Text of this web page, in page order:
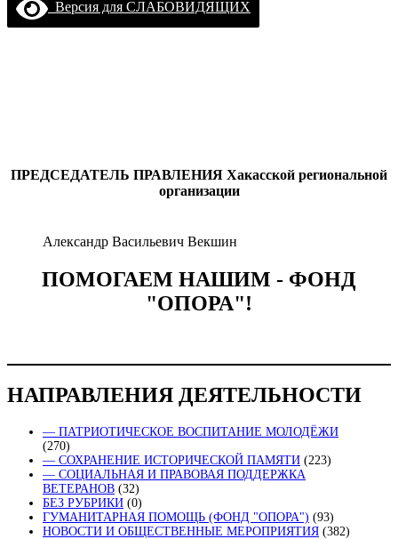
Версия для СЛАБОВИДЯЩИХ
ПРЕДСЕДАТЕЛЬ ПРАВЛЕНИЯ Хакасской региональной
организации
Александр Васильевич Векшин
ПОМОГАЕМ НАШИМ - ФОНД
"ОПОРА"!
НАПРАВЛЕНИЯ ДЕЯТЕЛЬНОСТИ
— ПАТРИОТИЧЕСКОЕ ВОСПИТАНИЕ МОЛОДЁЖИ
(270)
— СОХРАНЕНИЕ ИСТОРИЧЕСКОЙ ПАМЯТИ (223)
— СОЦИАЛЬНАЯ И ПРАВОВАЯ ПОДДЕРЖКА
ВЕТЕРАНОВ (32)
БЕЗ РУБРИКИ (0)
ГУМАНИТАРНАЯ ПОМОЩЬ (ФОНД "ОПОРА") (93)
НОВОСТИ И ОБЩЕСТВЕННЫЕ МЕРОПРИЯТИЯ (382)